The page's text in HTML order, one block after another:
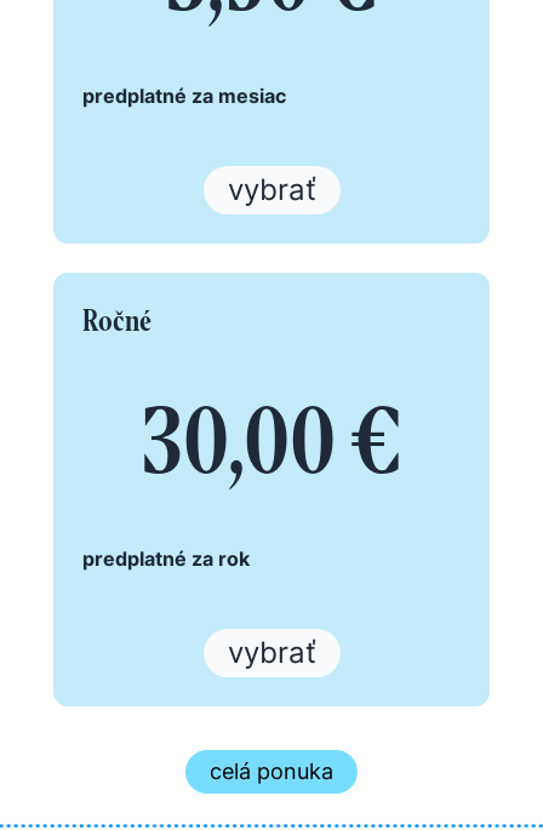
predplatné za mesiac
vybrať
Ročné
30,00 €
predplatné za rok
vybrať
celá ponuka